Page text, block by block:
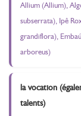
Allium (Allium),
subserrata), Ipê
grandiflora),
arboreus)
la vocation
talents)